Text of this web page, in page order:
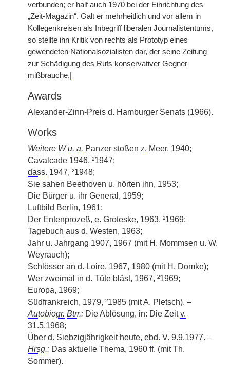
verbunden; er half auch 1970 bei der Einrichtung des
„Zeit-Magazin“. Galt er mehrheitlich und vor allem in
Kollegenkreisen als Inbegriff liberalen Journalistentums,
so stellte ihn Kritik von rechts als Prototyp eines
gewendeten Nationalsozialisten dar, der seine Zeitung
zur Schädigung des Rufs konservativer Gegner
mißbrauche.
Awards
Alexander-Zinn-Preis d. Hamburger Senats (1966).
Works
Weitere W u. a. Panzer stoßen z. Meer, 1940;
Cavalcade 1946, ²1947;
dass. 1947, ²1948;
Sie sahen Beethoven u. hörten ihn, 1953;
Die Bürger u. ihr General, 1959;
Luftbild Berlin, 1961;
Der Entenprozeß, e. Groteske, 1963, ²1969;
Tagebuch aus d. Westen, 1963;
Jahr u. Jahrgang 1907, 1967 (mit H. Mommsen u. W.
Weyrauch);
Schlösser an d. Loire, 1967, 1980 (mit H. Domke);
Wer zweimal in d. Tüte bläst, 1967, ²1969;
Europa, 1969;
Südfrankreich, 1979, ²1985 (mit A. Pletsch). –
Autobiogr. Btrr.: Die Ablösung, in: Die Zeitv.
31.5.1968;
Über d. Siebzigjährigkeit heute, ebd. V. 9.9.1977. –
Hrsg.: Das aktuelle Thema, 1960 ff. (mit Th.
Sommer).